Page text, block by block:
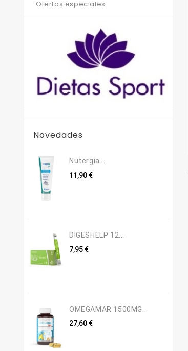
Ofertas especiales
Novedades
Nutergia...
Precio
11,90 €
DIGESHELP 12...
Precio
7,95 €
OMEGAMAR 1500MG...
Precio
27,60 €